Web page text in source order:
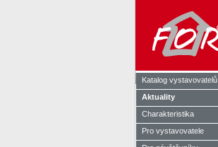
Katalog vystavovatelů
Aktuality
Charakteristika
Pro vystavovatele